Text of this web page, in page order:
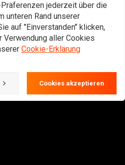
Lieferzeiten, Rücksendungen &
Reparaturen oder allgemeinen
Informationen können Sie uns
jederzeit auf eine der folgenden Arten
TM Groningen (The Netherlands)
jederzeit über die
unteren Rand unserer
auf "Einverstanden" klicken,
Verwendung aller Cookies
Cookie-Erklärung
Cookies akzeptieren